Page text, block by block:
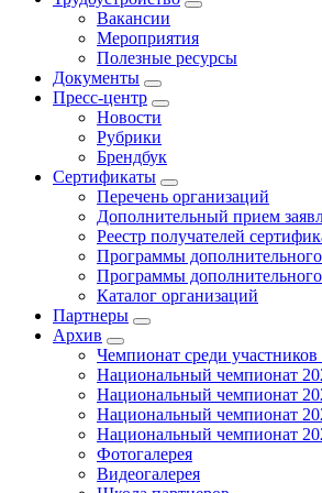
Вакансии
Мероприятия
Полезные ресурсы
Документы
Пресс-центр
Новости
Рубрики
Брендбук
Сертификаты
Перечень организаций
Дополнительный прием
Реестр получателей
Программы дополнительного
Программы
Каталог организаций
Партнеры
Архив
Чемпионат среди
Национальный чемпионат
Национальный чемпионат
Национальный чемпионат
Национальный чемпионат
Фотогалерея
Видеогалерея